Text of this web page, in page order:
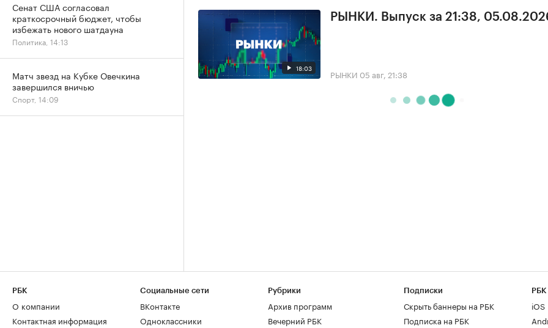
18:03
РЫНКИ. Выпуск за 21:38,
РЫНКИ 05 авг, 21:38
Сенат США согласовал
краткосрочный бюджет, чтобы
избежать нового шатдауна
Политика, 14:13
Матч звезд на Кубке Овечкина
завершился вничью
Спорт, 14:09
РБК
О компании
Контактная информация
Социальные сети
ВКонтакте
Одноклассники
Рубрики
Архив программ
Вечерний РБК
Подписки
Скрыть баннеры на РБК
Подписка на РБК
РБК
iOS